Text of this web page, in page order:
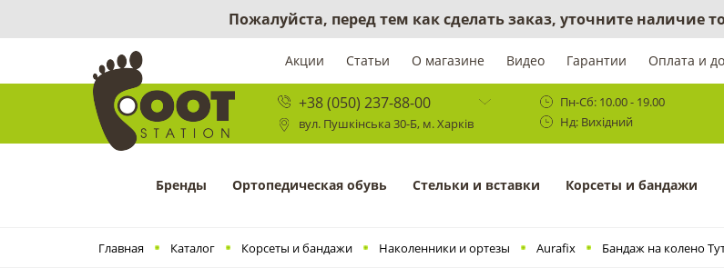
Пожалуйста, перед тем как сделать заказ, уточните наличие
Акции Статьи О магазине Видео Гарантии Оплата и
+38 (050) 237-88-00
вул. Пушкінська 30-Б, м. Харків
Пн-Сб: 10.00 - 19.00
Нд: Вихідний
Бренды Ортопедическая обувь Cтельки и вставки Корсеты и бандажи
Главная Каталог Корсеты и бандажи Наколенники и ортезы Aurafix Бандаж на колено